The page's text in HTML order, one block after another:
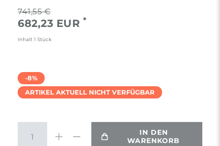
741,55 €
682,23 EUR *
Inhalt 1 Stück
-8%
ARTIKEL AKTUELL NICHT VERFÜGBAR
IN DEN
WARENKORB